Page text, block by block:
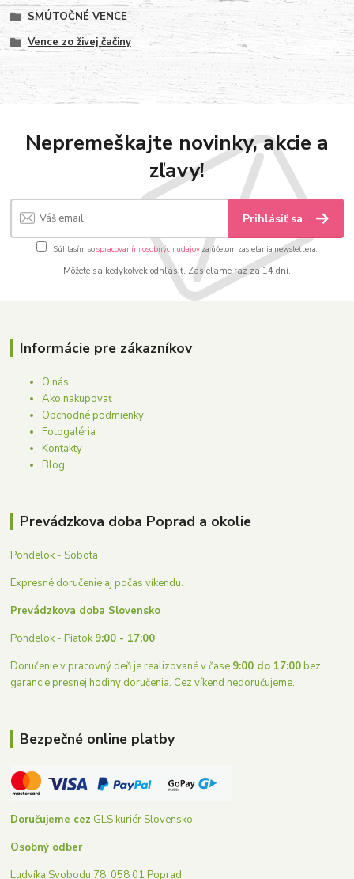
SMÚTOČNÉ VENCE
Vence zo živej čačiny
Nepremeškajte novinky, akcie a
zľavy!
Prihlásiť sa
Súhlasím sospracovaním osobných údajov za účelom zasielania newslettera.
Môžete sa kedykoľvek odhlásiť. Zasielame raz za 14 dní.
Informácie pre zákazníkov
O nás
Ako nakupovať
Obchodné podmienky
Fotogaléria
Kontakty
Blog
Prevádzkova doba Poprad a okolie
Pondelok - Sobota
Expresné doručenie aj počas víkendu.
Prevádzkova doba Slovensko
Pondelok - Piatok9:00 - 17:00
Doručenie v pracovný deň je realizované v čase 9:00 do 17:00bez
garancie presnej hodiny doručenia. Cez víkend nedoručujeme.
Bezpečné online platby
Doručujeme cez GLS kuriér Slovensko
Osobný odber
Ludvíka Svobodu 78, 058 01 Poprad